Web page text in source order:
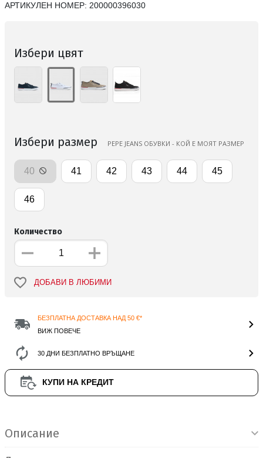
АРТИКУЛЕН НОМЕР: 200000396030
Избери цвят
Избери размер PEPE JEANS ОБУВКИ - КОЙ Е МОЯТ РАЗМЕР
40 41 42 43 44 45
46
Количество
ДОБАВИ В ЛЮБИМИ
БЕЗПЛАТНА ДОСТАВКА НАД 50 €*
ВИЖ ПОВЕЧЕ
30 ДНИ БЕЗПЛАТНО ВРЪЩАНЕ
КУПИ НА КРЕДИТ
Описание